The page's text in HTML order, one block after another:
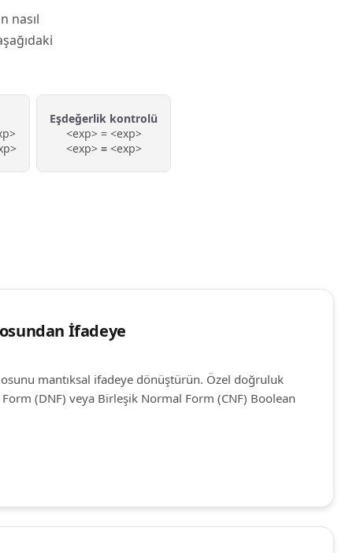
nasıl
Eşdeğerlik kontrolü
<exp> = <exp>
<exp> ≡ <exp>
İfadeye
mantıksal ifadeye dönüştürün. Özel doğruluk
(DNF) veya Birleşik Normal Form (CNF) Boolean